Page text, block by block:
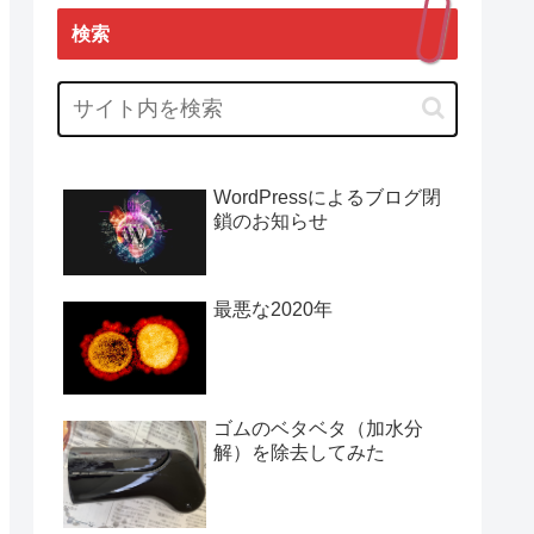
検索
WordPressによるブログ閉
鎖のお知らせ
最悪な2020年
ゴムのベタベタ（加水分
解）を除去してみた